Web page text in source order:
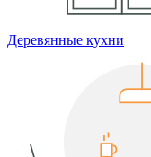
Деревянные кухни